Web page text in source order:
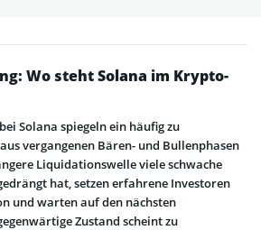
Wo steht Solana im Krypto-
Solana spiegeln ein häufig zu
vergangenen Bären- und Bullenphasen
Liquidationswelle viele schwache
hat, setzen erfahrene Investoren
und warten auf den nächsten
Zustand scheint zu